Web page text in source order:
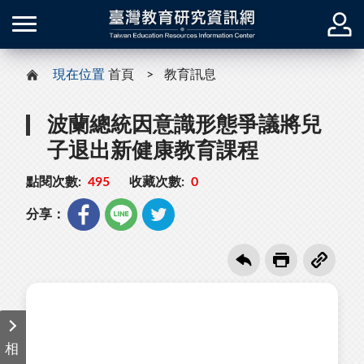
現在位置 首頁 教育訊息
波蘭總統因意識形態爭議將兒
子退出新健康教育課程
點閱次數: 495 收藏次數: 0
分享：
相